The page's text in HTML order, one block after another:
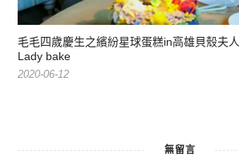
毛毛四歲慶生之繽紛星球蛋糕in高雄貝殼夫人
Lady bake
2020-06-12
無留言